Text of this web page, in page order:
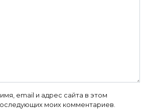
email и адрес сайта в этом
моих комментариев.